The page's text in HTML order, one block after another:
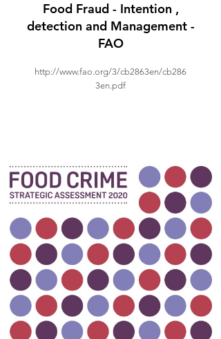
Food Fraud - Intention ,
detection and Management -
FAO
http://www.fao.org/3/cb2863en/cb286
3en.pdf